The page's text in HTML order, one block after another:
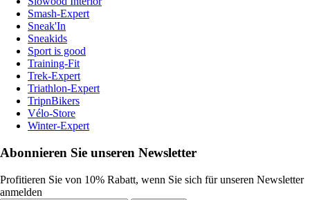
Smash-Expert
Sneak'In
Sneakids
Sport is good
Training-Fit
Trek-Expert
Triathlon-Expert
TripnBikers
Vélo-Store
Winter-Expert
Abonnieren Sie unseren Newsletter
Profitieren Sie von 10% Rabatt, wenn Sie sich für unseren Newsletter
anmelden